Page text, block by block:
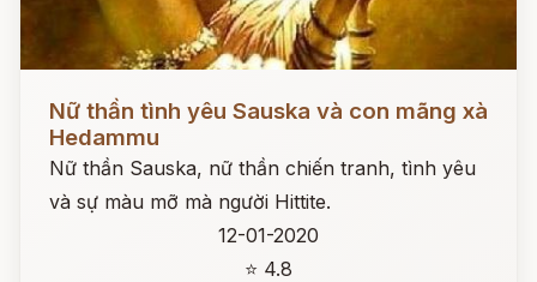
Nữ thần tình yêu Sauska và con mãng xà
Hedammu
Nữ thần Sauska, nữ thần chiến tranh, tình yêu
và sự màu mỡ mà người Hittite.
12-01-2020
⭐ 4.8